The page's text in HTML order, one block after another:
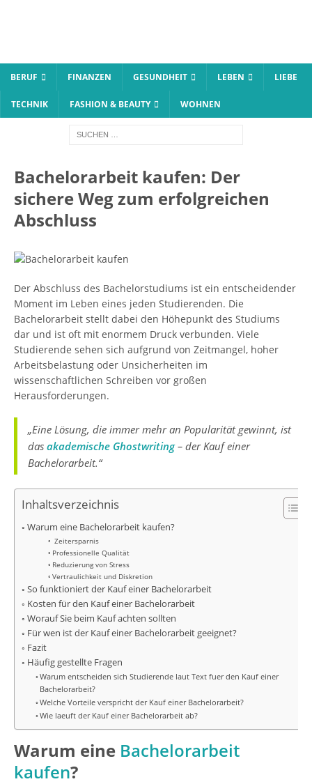
BERUF FINANZEN GESUNDHEIT LEBEN LIEBE
TECHNIK FASHION & BEAUTY WOHNEN
Bachelorarbeit kaufen: Der
sichere Weg zum erfolgreichen
Abschluss
Der Abschluss des Bachelorstudiums ist ein entscheidender
Moment im Leben eines jeden Studierenden. Die
Bachelorarbeit stellt dabei den Höhepunkt des Studiums
dar und ist oft mit enormem Druck verbunden. Viele
Studierende sehen sich aufgrund von Zeitmangel, hoher
Arbeitsbelastung oder Unsicherheiten im
wissenschaftlichen Schreiben vor großen
Herausforderungen.
„Eine Lösung, die immer mehr an Popularität gewinnt, ist
das akademische Ghostwriting– der Kauf einer
Bachelorarbeit.“
Inhaltsverzeichnis
Warum eine Bachelorarbeit kaufen?
Zeitersparnis
Professionelle Qualität
Reduzierung von Stress
Vertraulichkeit und Diskretion
So funktioniert der Kauf einer Bachelorarbeit
Kosten für den Kauf einer Bachelorarbeit
Worauf Sie beim Kauf achten sollten
Für wen ist der Kauf einer Bachelorarbeit geeignet?
Fazit
Häufig gestellte Fragen
Warum entscheiden sich Studierende laut Text fuer den Kauf einer
Bachelorarbeit?
Welche Vorteile verspricht der Kauf einer Bachelorarbeit?
Wie laeuft der Kauf einer Bachelorarbeit ab?
Warum eine Bachelorarbeit
kaufen?